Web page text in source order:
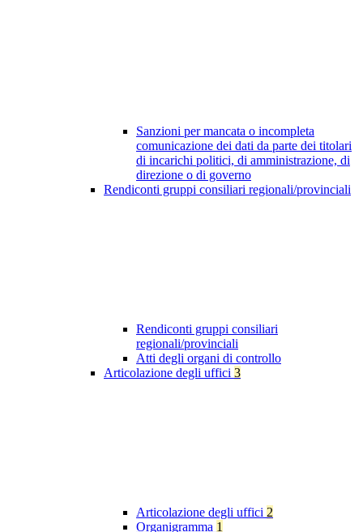
Sanzioni per mancata o incompleta
comunicazione dei dati da parte dei titolari
di incarichi politici, di amministrazione, di
direzione o di governo
Rendiconti gruppi consiliari regionali/provinciali
Rendiconti gruppi consiliari
regionali/provinciali
Atti degli organi di controllo
Articolazione degli uffici 3
Articolazione degli uffici 2
Organigramma 1